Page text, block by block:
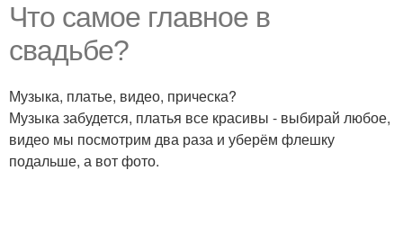
Что самое главное в
свадьбе?
Музыка, платье, видео, прическа?
Музыка забудется, платья все красивы - выбирай любое,
видео мы посмотрим два раза и уберём флешку
подальше, а вот фото.